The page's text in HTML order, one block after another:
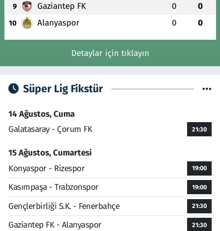
9 Gaziantep FK 0 0
10 Alanyaspor 0 0
Detaylar için tıklayın
Süper Lig Fikstür
14 Ağustos, Cuma
Galatasaray - Çorum FK
21:30
15 Ağustos, Cumartesi
Konyaspor - Rizespor
19:00
Kasımpaşa - Trabzonspor 19:00
Gençlerbirliği S.K. - Fenerbahçe 21:30
Gaziantep FK - Alanyaspor 21:30